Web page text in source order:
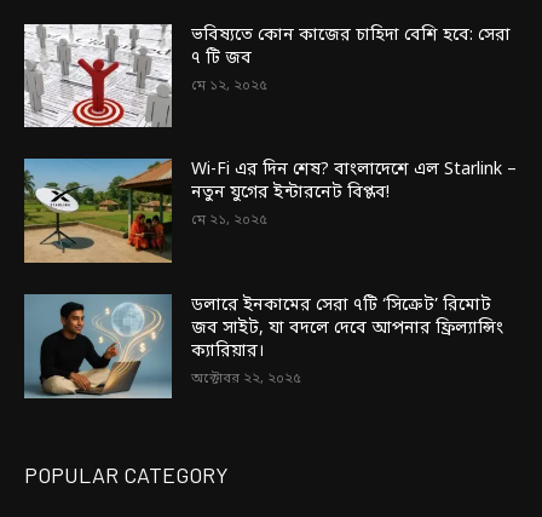
ভবিষ্যতে কোন কাজের চাহিদা বেশি হবে: সেরা
৭ টি জব
মে ১২, ২০২৫
Wi-Fi এর দিন শেষ? বাংলাদেশে এল Starlink –
নতুন যুগের ইন্টারনেট বিপ্লব!
মে ২১, ২০২৫
ডলারে ইনকামের সেরা ৭টি ‘সিক্রেট’ রিমোট
জব সাইট, যা বদলে দেবে আপনার ফ্রিল্যান্সিং
ক্যারিয়ার।
অক্টোবর ২২, ২০২৫
POPULAR CATEGORY